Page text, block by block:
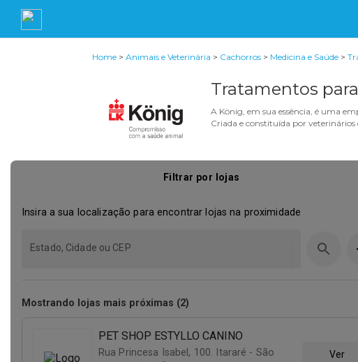
Home > Animais e Veterinária > Cachorros > Medicina e Saúde >
Tratamentos
A König, em sua essência, é uma
Criada e constituída por